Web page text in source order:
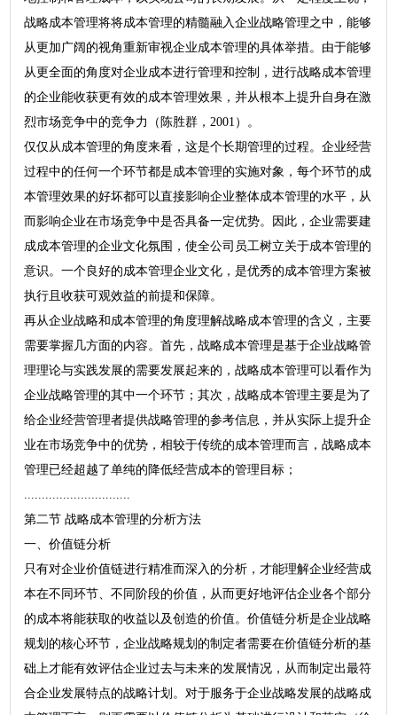
战略成本管理将将成本管理的精髓融入企业战略管理之中，能够
从更加广阔的视角重新审视企业成本管理的具体举措。由于能够
从更全面的角度对企业成本进行管理和控制，进行战略成本管理
的企业能收获更有效的成本管理效果，并从根本上提升自身在激
烈市场竞争中的竞争力（陈胜群，2001）。
仅仅从成本管理的角度来看，这是个长期管理的过程。企业经营
过程中的任何一个环节都是成本管理的实施对象，每个环节的成
本管理效果的好坏都可以直接影响企业整体成本管理的水平，从
而影响企业在市场竞争中是否具备一定优势。因此，企业需要建
成成本管理的企业文化氛围，使全公司员工树立关于成本管理的
意识。一个良好的成本管理企业文化，是优秀的成本管理方案被
执行且收获可观效益的前提和保障。
再从企业战略和成本管理的角度理解战略成本管理的含义，主要
需要掌握几方面的内容。首先，战略成本管理是基于企业战略管
理理论与实践发展的需要发展起来的，战略成本管理可以看作为
企业战略管理的其中一个环节；其次，战略成本管理主要是为了
给企业经营管理者提供战略管理的参考信息，并从实际上提升企
业在市场竞争中的优势，相较于传统的成本管理而言，战略成本
管理已经超越了单纯的降低经营成本的管理目标；
第二节 战略成本管理的分析方法
一、价值链分析
只有对企业价值链进行精准而深入的分析，才能理解企业经营成
本在不同环节、不同阶段的价值，从而更好地评估企业各个部分
的成本将能获取的收益以及创造的价值。价值链分析是企业战略
规划的核心环节，企业战略规划的制定者需要在价值链分析的基
础上才能有效评估企业过去与未来的发展情况，从而制定出最符
合企业发展特点的战略计划。对于服务于企业战略发展的战略成